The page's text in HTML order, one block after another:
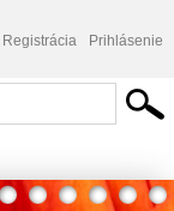
Registrácia Prihlásenie